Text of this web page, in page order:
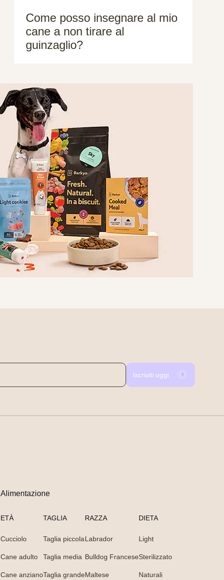
Come posso insegnare al mio
cane a non tirare al
guinzaglio?
Iscriviti oggi
Alimentazione
ETÀ
Cucciolo
Cane adulto
Cane anziano
TAGLIA
Taglia piccola
Taglia media
Taglia grande
RAZZA
Labrador
Bulldog Francese
Maltese
DIETA
Light
Sterilizzato
Naturali